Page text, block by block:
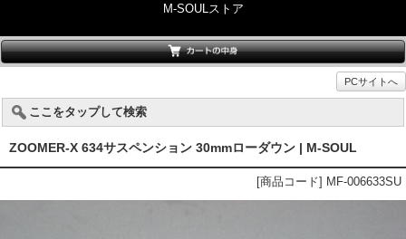
M-SOULストア
PCサイトへ
ここをタップして検索
ZOOMER-X 634サスペンション 30mmローダウン | M-SOUL
[商品コード] MF-006633SU